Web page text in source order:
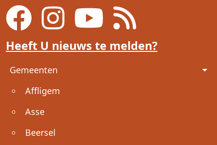
Heeft U nieuws te melden?
Voet
Gemeenten
Affligem
Asse
Beersel